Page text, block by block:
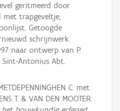
geritmeerd door
met trapgeveltje,
Getoogde
schrijnwerk.
naar ontwerp van P.
Sint-Antonius Abt.
C. met
T. & VAN DEN MOOTER